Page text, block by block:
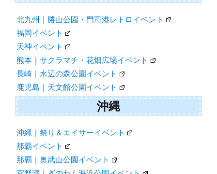
北九州｜勝山公園・門司港レトロイベント
福岡イベント
天神イベント
熊本｜サクラマチ・花畑広場イベント
長崎｜水辺の森公園イベント
鹿児島｜天文館公園イベント
沖縄
沖縄｜祭り＆エイサーイベント
那覇イベント
那覇｜奥武山公園イベント